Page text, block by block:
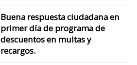
Buena respuesta ciudadana en
primer día de programa de
descuentos en multas y
recargos.